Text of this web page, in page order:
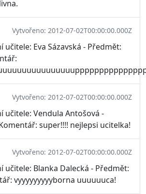
Vytvořeno: 2012-07-02T00:00:00.000Z
učitele: Eva Sázavská - Předmět:
Vytvořeno: 2012-07-02T00:00:00.000Z
učitele: Vendula Antošová -
super!!!! nejlepsi ucitelka!
Vytvořeno: 2012-07-02T00:00:00.000Z
učitele: Blanka Dalecká - Předmět:
vyyyyyyyyyborna uuuuuuca!